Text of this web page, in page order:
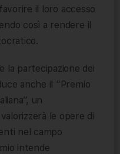
il loro accesso
così a rendere il
la partecipazione dei
anche il “Premio
un
le opere di
nel campo
intende